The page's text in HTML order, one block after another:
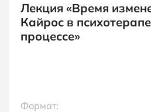
Лекция «Время
Кайрос в
процессе»
Формат: